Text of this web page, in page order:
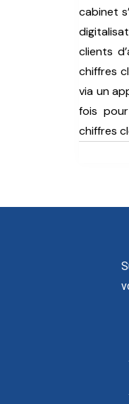
cabinet
clients
chiffres
via un
fois
chiffres